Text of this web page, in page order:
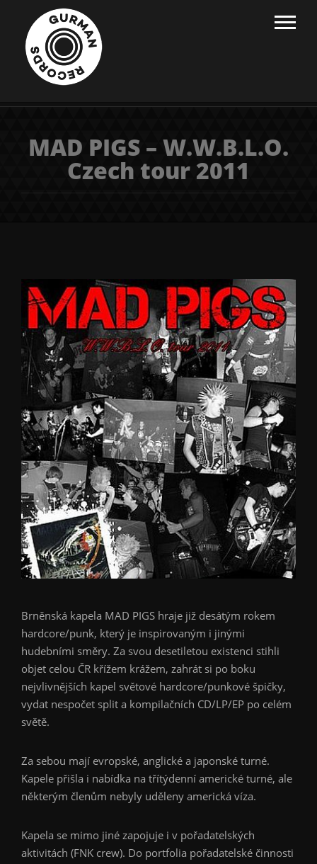
MAD PIGS – W.W.B.L.O.
Czech tour 2011
Brněnská kapela MAD PIGS hraje již desátým rokem
hardcore/punk, který je inspirovaným i jinými
hudebními směry. Za svou desetiletou existenci stihli
objet celou ČR křížem krážem, zahrát si po boku
nejvlivnějších kapel světové hardcore/punkové špičky,
vydat nespočet split a kompilačních CD/LP/EP po celém
světě.
Za sebou mají evropské, anglické a japonské turné.
Kapele přišla i nabídka na třítýdenní americké turné, ale
některým členům nebyly uděleny americká víza.
Kapela se mimo jiné zapojuje i v pořadatelských
aktivitách (FNK crew). Do portfolia pořadatelské činnosti